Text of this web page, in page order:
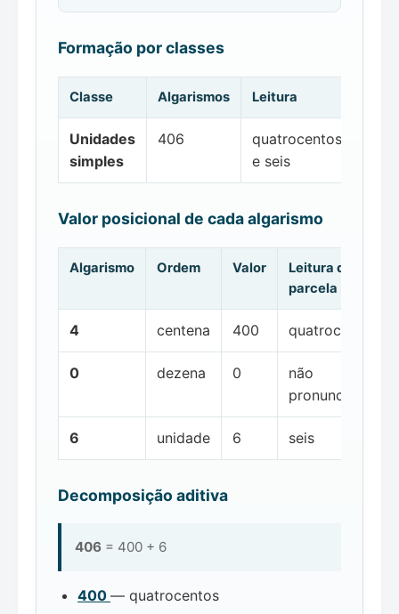
Formação por classes
Classe Algarismos Leitura
Unidades
simples
406
quatrocentos
e seis
Valor posicional de cada algarismo
Algarismo Ordem Valor
Leitura da
parcela
4 centena 400 quatrocentos
0 dezena 0
não
pronunciada
6 unidade 6 seis
Decomposição aditiva
406 = 400 + 6
400 — quatrocentos